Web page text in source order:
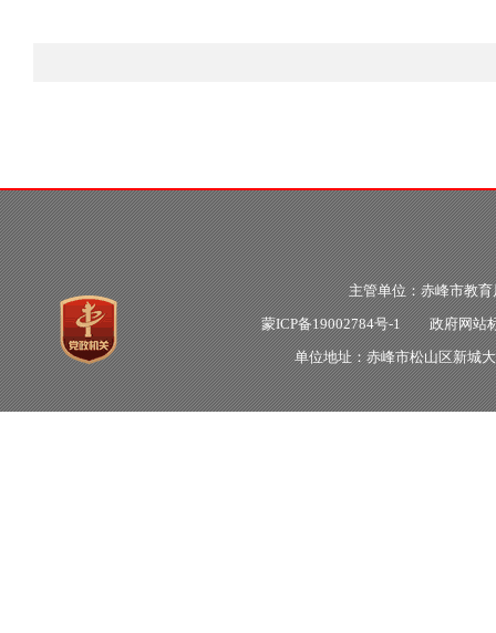
主管单位：赤峰市
蒙ICP备19002784号-1政府网站
单位地址：赤峰市松山区新